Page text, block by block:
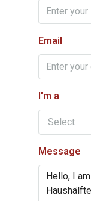
Email
I'm a
Select
Message